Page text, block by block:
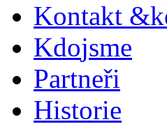
Kontakt &
Kdojsme
Partneři
Historie